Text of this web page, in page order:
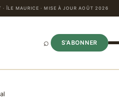
· ÎLE MAURICE · MISE À JOUR AOÛT 2026
⌕ S’ABONNER